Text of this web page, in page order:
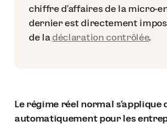
chiffre d’affaires de la micro-
dernier est directement
de ladéclaration contrôlée.
Le régime réel normal s’applique
automatiquement pour les